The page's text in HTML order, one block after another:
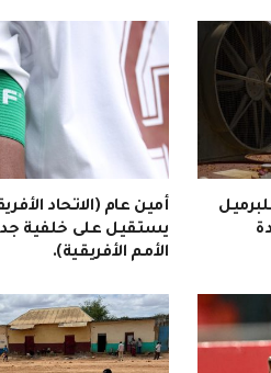
دولارًا للبرميل
أمين عام (الاتحاد
يستقيل على خلفية
الأمم الأفريقية).